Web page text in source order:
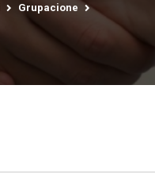
Grupacione